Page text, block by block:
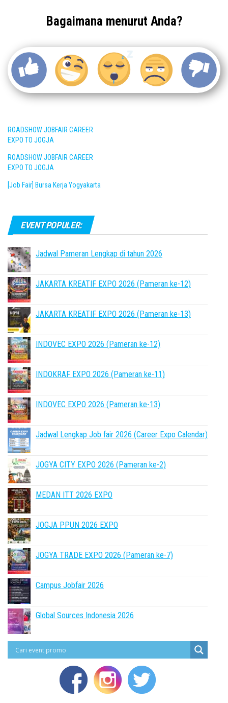
Bagaimana menurut Anda?
ROADSHOW JOBFAIR CAREER
EXPO TO JOGJA
ROADSHOW JOBFAIR CAREER
EXPO TO JOGJA
[Job Fair] Bursa Kerja Yogyakarta
EVENT POPULER:
Jadwal Pameran Lengkap di tahun 2026
JAKARTA KREATIF EXPO 2026 (Pameran ke-12)
JAKARTA KREATIF EXPO 2026 (Pameran ke-13)
INDOVEC EXPO 2026 (Pameran ke-12)
INDOKRAF EXPO 2026 (Pameran ke-11)
INDOVEC EXPO 2026 (Pameran ke-13)
Jadwal Lengkap Job fair 2026 (Career Expo Calendar)
JOGYA CITY EXPO 2026 (Pameran ke-2)
MEDAN ITT 2026 EXPO
JOGJA PPUN 2026 EXPO
JOGYA TRADE EXPO 2026 (Pameran ke-7)
Campus Jobfair 2026
Global Sources Indonesia 2026